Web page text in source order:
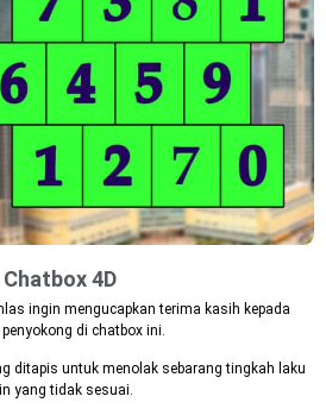
Chatbox 4D
ingin mengucapkan terima kasih kepada
di chatbox ini.
ditapis untuk menolak sebarang tingkah laku
yang tidak sesuai.